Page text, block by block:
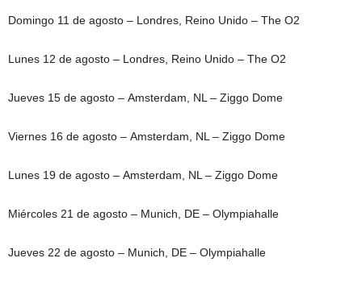
Domingo 11 de agosto – Londres, Reino Unido – The O2
Lunes 12 de agosto – Londres, Reino Unido – The O2
Jueves 15 de agosto – Amsterdam, NL – Ziggo Dome
Viernes 16 de agosto – Amsterdam, NL – Ziggo Dome
Lunes 19 de agosto – Amsterdam, NL – Ziggo Dome
Miércoles 21 de agosto – Munich, DE – Olympiahalle
Jueves 22 de agosto – Munich, DE – Olympiahalle